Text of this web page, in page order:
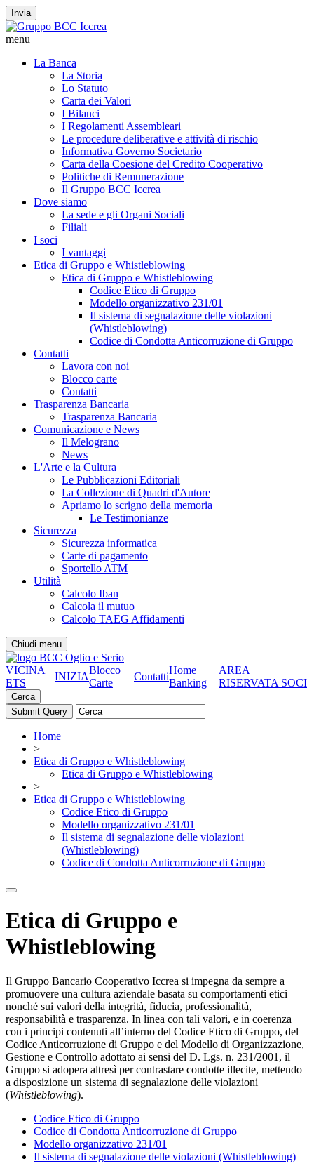
Invia
menu
La Banca
La Storia
Lo Statuto
Carta dei Valori
I Bilanci
I Regolamenti Assembleari
Le procedure deliberative e attività di rischio
Informativa Governo Societario
Carta della Coesione del Credito Cooperativo
Politiche di Remunerazione
Il Gruppo BCC Iccrea
Dove siamo
La sede e gli Organi Sociali
Filiali
I soci
I vantaggi
Etica di Gruppo e Whistleblowing
Etica di Gruppo e Whistleblowing
Codice Etico di Gruppo
Modello organizzativo 231/01
Il sistema di segnalazione delle violazioni
(Whistleblowing)
Codice di Condotta Anticorruzione di Gruppo
Contatti
Lavora con noi
Blocco carte
Contatti
Trasparenza Bancaria
Trasparenza Bancaria
Comunicazione e News
Il Melograno
News
L'Arte e la Cultura
Le Pubblicazioni Editoriali
La Collezione di Quadri d'Autore
Apriamo lo scrigno della memoria
Le Testimonianze
Sicurezza
Sicurezza informatica
Carte di pagamento
Sportello ATM
Utilità
Calcolo Iban
Calcola il mutuo
Calcolo TAEG Affidamenti
Chiudi menu
VICINA
ETS
INIZIA
Blocco
Carte
Contatti
Home
Banking
AREA
RISERVATA SOCI
Cerca
Home
>
Etica di Gruppo e Whistleblowing
Etica di Gruppo e Whistleblowing
>
Etica di Gruppo e Whistleblowing
Codice Etico di Gruppo
Modello organizzativo 231/01
Il sistema di segnalazione delle violazioni
(Whistleblowing)
Codice di Condotta Anticorruzione di Gruppo
Etica di Gruppo e
Whistleblowing
Il Gruppo Bancario Cooperativo Iccrea si impegna da sempre a
promuovere una cultura aziendale basata su comportamenti etici
nonché sui valori della integrità, fiducia, professionalità,
responsabilità e trasparenza. In linea con tali valori, e in coerenza
con i principi contenuti all’interno del Codice Etico di Gruppo, del
Codice Anticorruzione di Gruppo e del Modello di Organizzazione,
Gestione e Controllo adottato ai sensi del D. Lgs. n. 231/2001, il
Gruppo si adopera altresì per contrastare condotte illecite, mettendo
a disposizione un sistema di segnalazione delle violazioni
(Whistleblowing).
Codice Etico di Gruppo
Codice di Condotta Anticorruzione di Gruppo
Modello organizzativo 231/01
Il sistema di segnalazione delle violazioni (Whistleblowing)